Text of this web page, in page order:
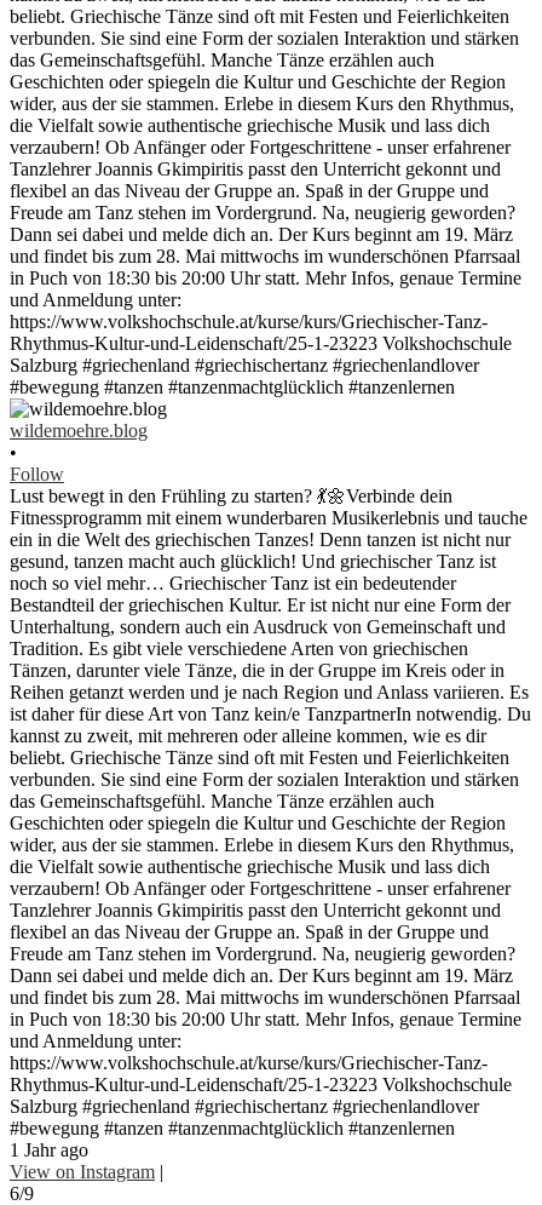
wildemoehre.blog
•
Follow
Lust bewegt in den Frühling zu starten? 💃🌼Verbinde dein
Fitnessprogramm mit einem wunderbaren Musikerlebnis und tauche
ein in die Welt des griechischen Tanzes! Denn tanzen ist nicht nur
gesund, tanzen macht auch glücklich! Und griechischer Tanz ist
noch so viel mehr… Griechischer Tanz ist ein bedeutender
Bestandteil der griechischen Kultur. Er ist nicht nur eine Form der
Unterhaltung, sondern auch ein Ausdruck von Gemeinschaft und
Tradition. Es gibt viele verschiedene Arten von griechischen
Tänzen, darunter viele Tänze, die in der Gruppe im Kreis oder in
Reihen getanzt werden und je nach Region und Anlass variieren. Es
ist daher für diese Art von Tanz kein/e TanzpartnerIn notwendig. Du
kannst zu zweit, mit mehreren oder alleine kommen, wie es dir
beliebt. Griechische Tänze sind oft mit Festen und Feierlichkeiten
verbunden. Sie sind eine Form der sozialen Interaktion und stärken
das Gemeinschaftsgefühl. Manche Tänze erzählen auch
Geschichten oder spiegeln die Kultur und Geschichte der Region
wider, aus der sie stammen. Erlebe in diesem Kurs den Rhythmus,
die Vielfalt sowie authentische griechische Musik und lass dich
verzaubern! Ob Anfänger oder Fortgeschrittene - unser erfahrener
Tanzlehrer Joannis Gkimpiritis passt den Unterricht gekonnt und
flexibel an das Niveau der Gruppe an. Spaß in der Gruppe und
Freude am Tanz stehen im Vordergrund. Na, neugierig geworden?
Dann sei dabei und melde dich an. Der Kurs beginnt am 19. März
und findet bis zum 28. Mai mittwochs im wunderschönen Pfarrsaal
in Puch von 18:30 bis 20:00 Uhr statt. Mehr Infos, genaue Termine
und Anmeldung unter:
https://www.volkshochschule.at/kurse/kurs/Griechischer-Tanz-
Rhythmus-Kultur-und-Leidenschaft/25-1-23223 Volkshochschule
Salzburg #griechenland #griechischertanz #griechenlandlover
#bewegung #tanzen #tanzenmachtglücklich #tanzenlernen
1 Jahr ago
View on Instagram |
6/9